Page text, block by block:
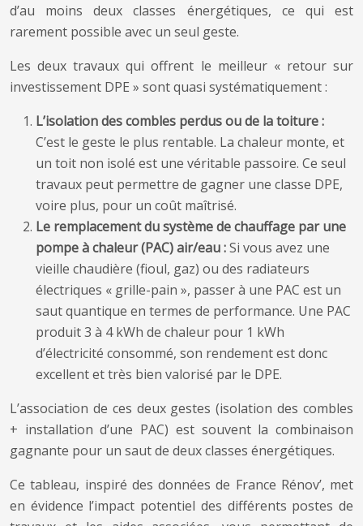
d’au moins deux classes énergétiques, ce qui est
rarement possible avec un seul geste.
Les deux travaux qui offrent le meilleur « retour sur
investissement DPE » sont quasi systématiquement :
L’isolation des combles perdus ou de la toiture :
C’est le geste le plus rentable. La chaleur monte, et
un toit non isolé est une véritable passoire. Ce seul
travaux peut permettre de gagner une classe DPE,
voire plus, pour un coût maîtrisé.
Le remplacement du système de chauffage par une
pompe à chaleur (PAC) air/eau :Si vous avez une
vieille chaudière (fioul, gaz) ou des radiateurs
électriques « grille-pain », passer à une PAC est un
saut quantique en termes de performance. Une PAC
produit 3 à 4 kWh de chaleur pour 1 kWh
d’électricité consommé, son rendement est donc
excellent et très bien valorisé par le DPE.
L’association de ces deux gestes (isolation des combles
+ installation d’une PAC) est souvent la combinaison
gagnante pour un saut de deux classes énergétiques.
Ce tableau, inspiré des données de France Rénov’, met
en évidence l’impact potentiel des différents postes de